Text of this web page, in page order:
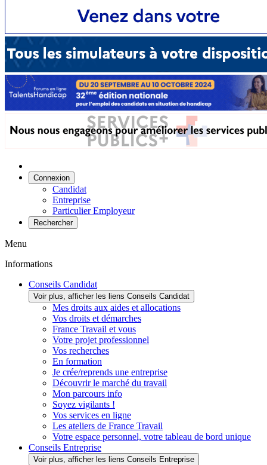
Connexion
Candidat
Entreprise
Particulier Employeur
Rechercher
Menu
Informations
Conseils Candidat
Voir plus, afficher les liens Conseils Candidat
Mes droits aux aides et allocations
Vos droits et démarches
France Travail et vous
Votre projet professionnel
Vos recherches
En formation
Je crée/reprends une entreprise
Découvrir le marché du travail
Mon parcours info
Soyez vigilants !
Vos services en ligne
Les ateliers de France Travail
Votre espace personnel, votre tableau de bord unique
Conseils Entreprise
Voir plus, afficher les liens Conseils Entreprise